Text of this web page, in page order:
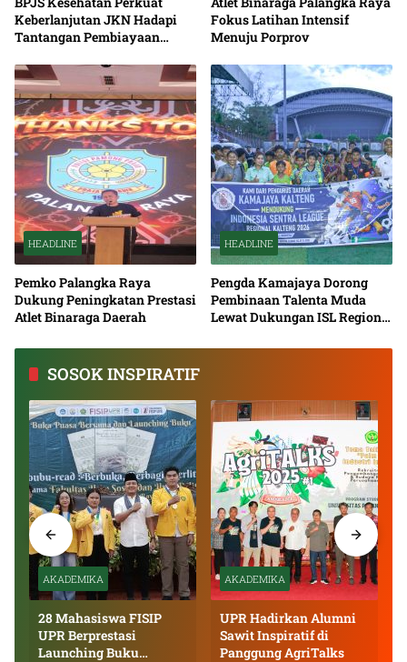
Keberlanjutan JKN Hadapi
Tantangan Pembiayaan
Fokus Latihan Intensif
Menuju Porprov
HEADLINE
Pemko Palangka Raya
Dukung Peningkatan Prestasi
Atlet Binaraga Daerah
HEADLINE
Pengda Kamajaya Dorong
Pembinaan Talenta Muda
Lewat Dukungan ISL Regional
SOSOK INSPIRATIF
AKADEMIKA
28 Mahasiswa FISIP
UPR Berprestasi
Launching Buku
AKADEMIKA
UPR Hadirkan Alumni
Sawit Inspiratif di
Panggung AgriTalks